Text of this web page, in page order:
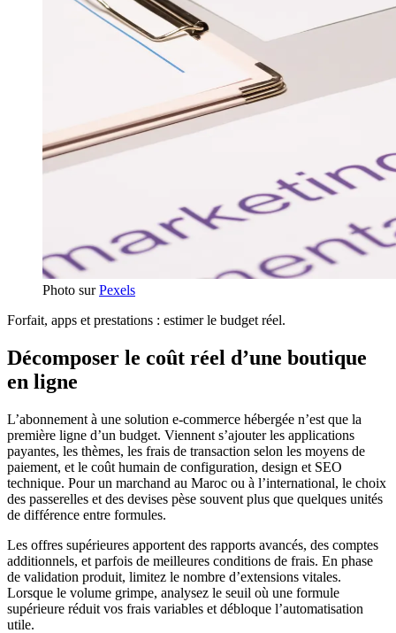
Photo surPexels
Forfait, apps et prestations : estimer le budget réel.
Décomposer le coût réel d’une boutique
en ligne
L’abonnement à une solution e-commerce hébergée n’est que la
première ligne d’un budget. Viennent s’ajouter les applications
payantes, les thèmes, les frais de transaction selon les moyens de
paiement, et le coût humain de configuration, design et SEO
technique. Pour un marchand au Maroc ou à l’international, le choix
des passerelles et des devises pèse souvent plus que quelques unités
de différence entre formules.
Les offres supérieures apportent des rapports avancés, des comptes
additionnels, et parfois de meilleures conditions de frais. En phase
de validation produit, limitez le nombre d’extensions vitales.
Lorsque le volume grimpe, analysez le seuil où une formule
supérieure réduit vos frais variables et débloque l’automatisation
utile.